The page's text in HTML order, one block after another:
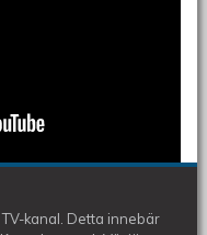
kanal. Detta innebär